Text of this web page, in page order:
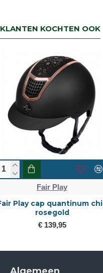
KLANTEN KOCHTEN OOK
Fair Play
Fair Play ceramic sjabrak
Quartz
€ 53,00
Algemeen